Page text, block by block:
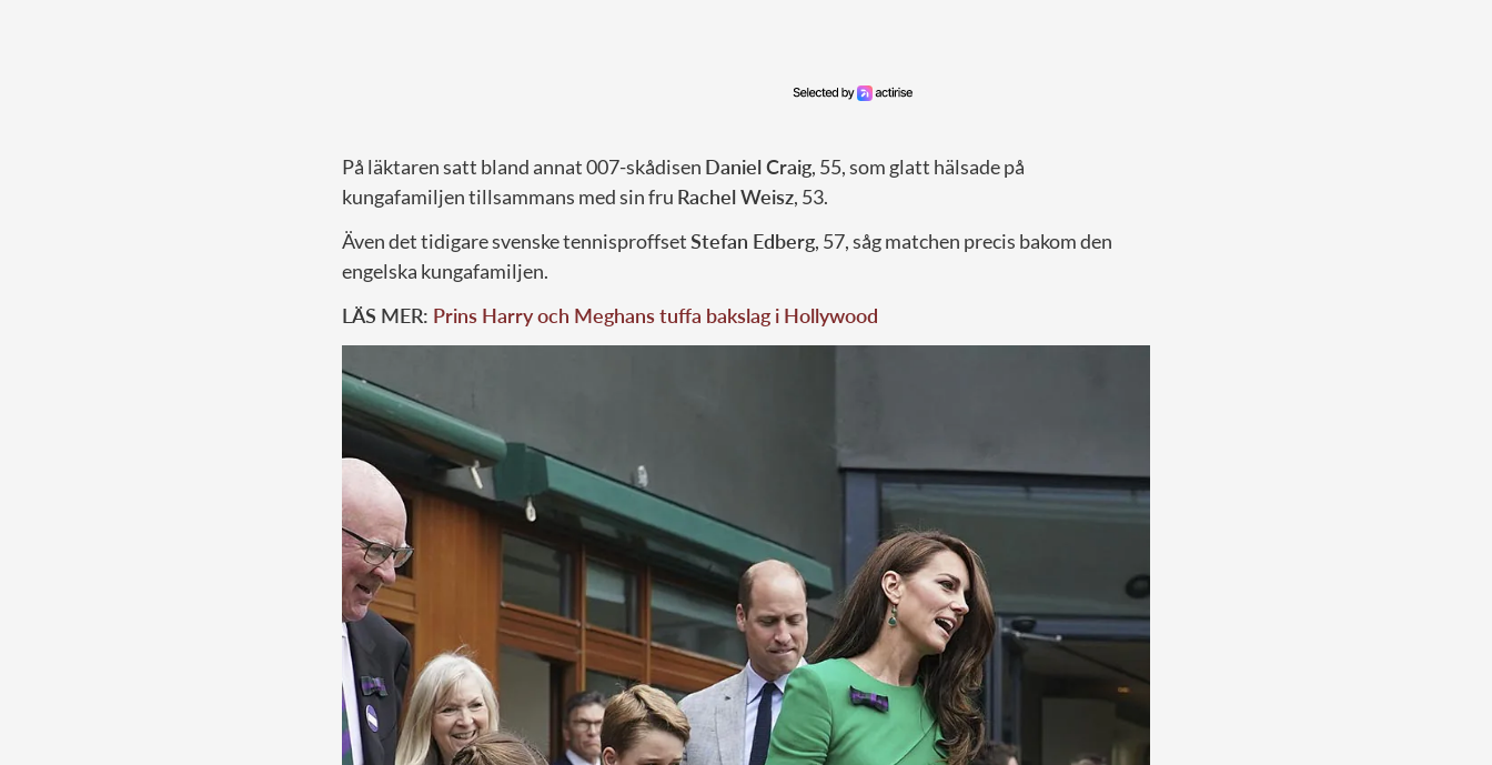
På läktaren satt bland annat 007-skådisen Daniel Craig, 55, som glatt hälsade på
kungafamiljen tillsammans med sin fru Rachel Weisz, 53.
Även det tidigare svenske tennisproffsetStefan Edberg, 57, såg matchen precis bakom den
engelska kungafamiljen.
LÄS MER: Prins Harry och Meghans tuffa bakslag i Hollywood